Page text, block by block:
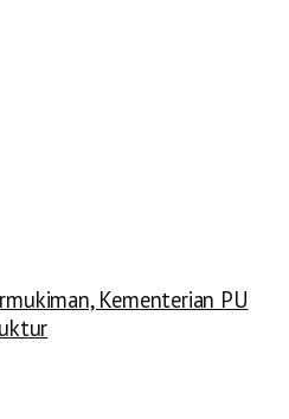
Kementerian PU